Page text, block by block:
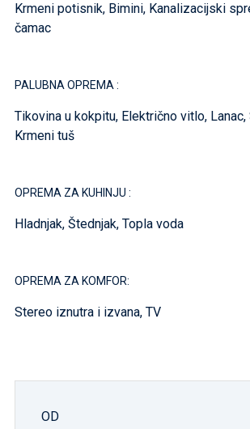
Krmeni potisnik, Bimini, Kanalizacijski
čamac
PALUBNA OPREMA :
Tikovina u kokpitu, Električno vitlo, Lanac,
Krmeni tuš
OPREMA ZA KUHINJU :
Hladnjak, Štednjak, Topla voda
OPREMA ZA KOMFOR:
Stereo iznutra i izvana, TV
OD